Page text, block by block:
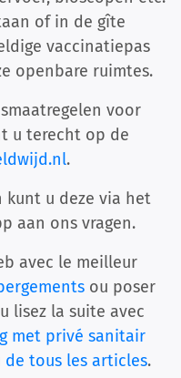
of in de gîte
vaccinatiepas
openbare ruimtes.
voor
u terecht op de
.
kunt u deze via het
aan ons vragen.
avec le meilleur
ou poser
lisez la suite avec
met privé sanitair
de tous les articles.